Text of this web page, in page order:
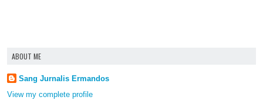
ABOUT ME
Sang Jurnalis Ermandos
View my complete profile